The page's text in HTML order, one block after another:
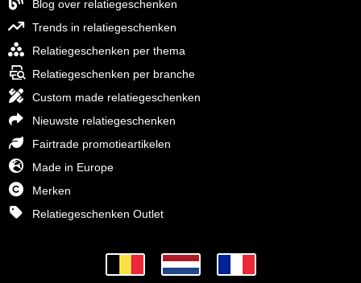
Blog over relatiegeschenken
Trends in relatiegeschenken
Relatiegeschenken per thema
Relatiegeschenken per branche
Custom made relatiegeschenken
Nieuwste relatiegeschenken
Fairtrade promotieartikelen
Made in Europe
Merken
Relatiegeschenken Outlet